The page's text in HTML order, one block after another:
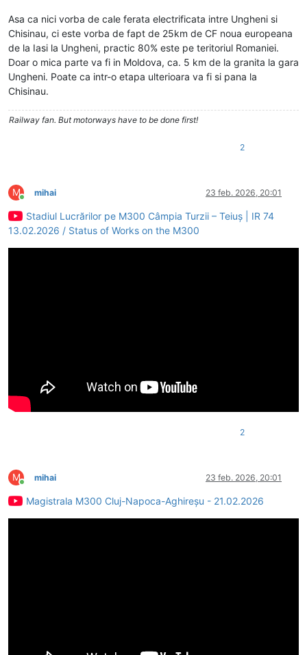
Asa ca nici vorba de cale ferata electrificata intre Ungheni si
Chisinau, ci este vorba de fapt de 25km de CF noua europeana
de la Iasi la Ungheni, practic 80% este pe teritoriul Romaniei.
Doar o mica parte va fi in Moldova, ca. 5 km de la granita la gara
Ungheni. Poate ca intr-o etapa ulterioara va fi si pana la
Chisinau.
Railway fan. But motorways have to be done first!
2
M
Conectat
mihai 23 feb. 2026, 20:01
Stadiul Lucrărilor pe M300 Câmpia Turzii – Teiuș | IR 74
13.02.2026 / Status of Works on the M300
2
M
Conectat
mihai 23 feb. 2026, 20:01
Magistrala M300 Cluj-Napoca-Aghireșu - 21.02.2026